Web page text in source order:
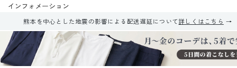
インフォメーション
熊本を中心とした地震の影響による配送遅延について詳しくはこちら